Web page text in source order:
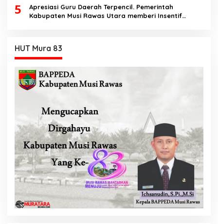
5
Apresiasi Guru Daerah Terpencil. Pemerintah
Kabupaten Musi Rawas Utara memberi Insentif
HUT Mura 83